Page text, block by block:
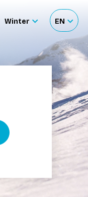
Winter
Sélectionnez
EN
votre
langue